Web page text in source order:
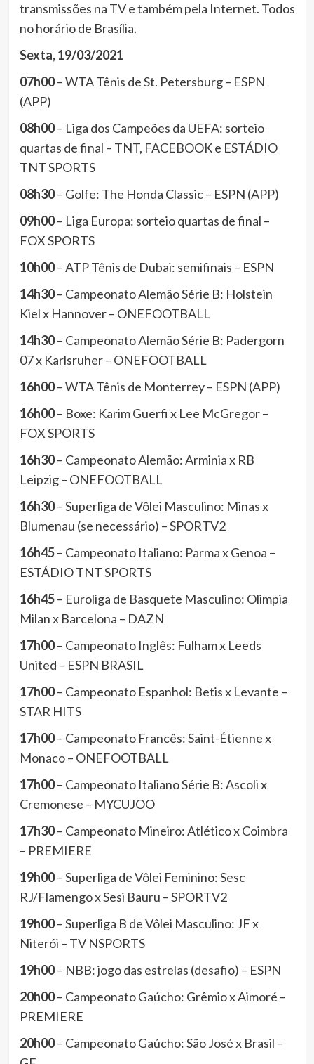
transmissões na TV e também pela Internet. Todos
no horário de Brasília.
Sexta, 19/03/2021
07h00– WTA Tênis de St. Petersburg – ESPN
(APP)
08h00– Liga dos Campeões da UEFA: sorteio
quartas de final – TNT, FACEBOOK e ESTÁDIO
TNT SPORTS
08h30– Golfe: The Honda Classic – ESPN (APP)
09h00– Liga Europa: sorteio quartas de final –
FOX SPORTS
10h00– ATP Tênis de Dubai: semifinais – ESPN
14h30– Campeonato Alemão Série B: Holstein
Kiel x Hannover – ONEFOOTBALL
14h30– Campeonato Alemão Série B: Padergorn
07 x Karlsruher – ONEFOOTBALL
16h00– WTA Tênis de Monterrey – ESPN (APP)
16h00– Boxe: Karim Guerfi x Lee McGregor –
FOX SPORTS
16h30– Campeonato Alemão: Arminia x RB
Leipzig – ONEFOOTBALL
16h30– Superliga de Vôlei Masculino: Minas x
Blumenau (se necessário) – SPORTV2
16h45– Campeonato Italiano: Parma x Genoa –
ESTÁDIO TNT SPORTS
16h45– Euroliga de Basquete Masculino: Olimpia
Milan x Barcelona – DAZN
17h00– Campeonato Inglês: Fulham x Leeds
United – ESPN BRASIL
17h00– Campeonato Espanhol: Betis x Levante –
STAR HITS
17h00– Campeonato Francês: Saint-Étienne x
Monaco – ONEFOOTBALL
17h00– Campeonato Italiano Série B: Ascoli x
Cremonese – MYCUJOO
17h30– Campeonato Mineiro: Atlético x Coimbra
– PREMIERE
19h00– Superliga de Vôlei Feminino: Sesc
RJ/Flamengo x Sesi Bauru – SPORTV2
19h00– Superliga B de Vôlei Masculino: JF x
Niterói – TV NSPORTS
19h00– NBB: jogo das estrelas (desafio) – ESPN
20h00– Campeonato Gaúcho: Grêmio x Aimoré –
PREMIERE
20h00– Campeonato Gaúcho: São José x Brasil –